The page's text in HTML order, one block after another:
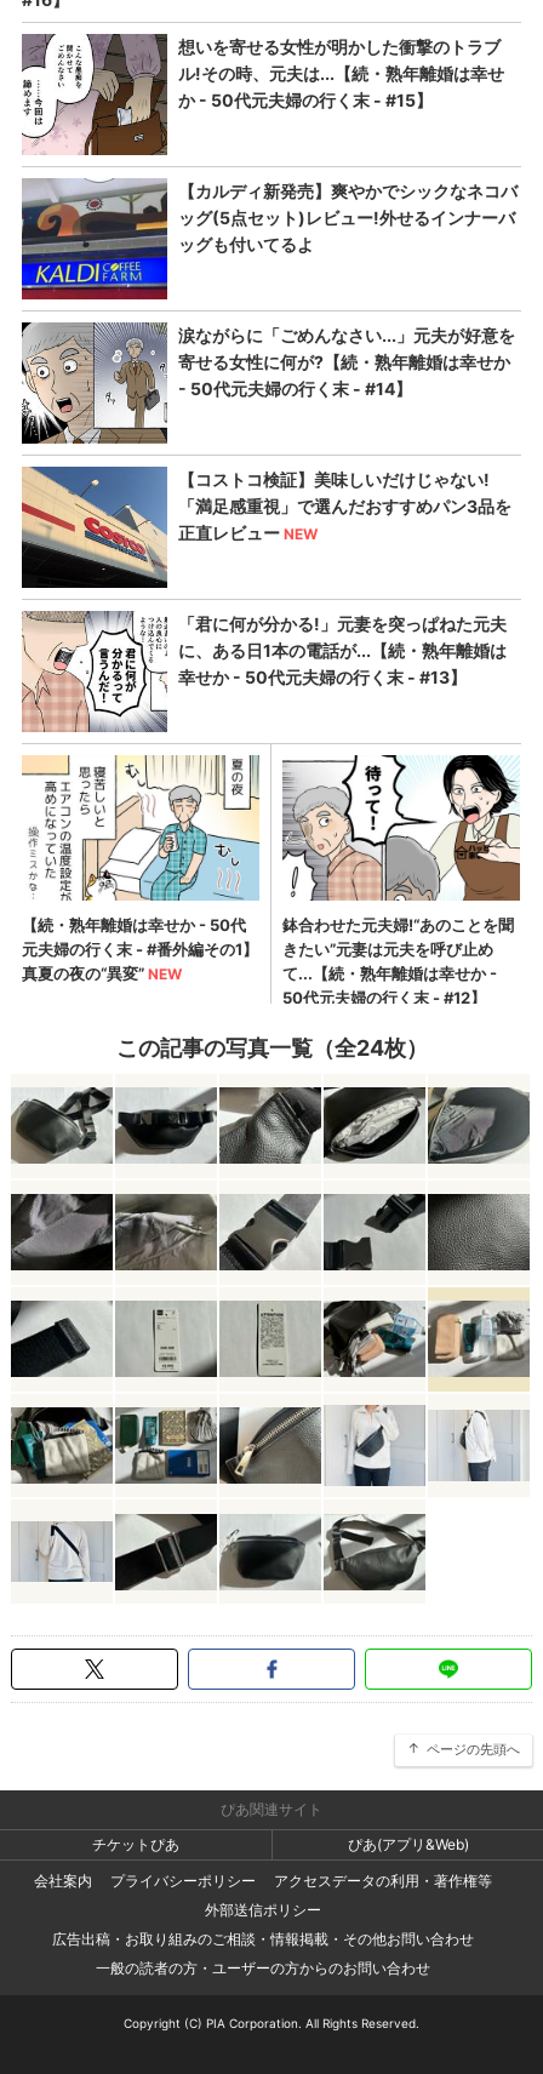
この記事の写真一覧（全24枚）
ページの先頭へ
ぴあ関連サイト
チケットぴあ
ぴあ(アプリ&Web)
会社案内
プライバシーポリシー
アクセスデータの利用・著作権等
外部送信ポリシー
広告出稿・お取り組みのご相談・情報掲載・その他お問い合わせ
一般の読者の方・ユーザーの方からのお問い合わせ
Copyright (C) PIA Corporation. All Rights Reserved.